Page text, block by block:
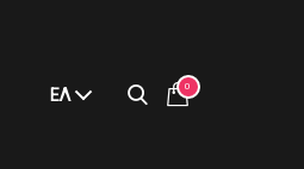
ΕΛ 0